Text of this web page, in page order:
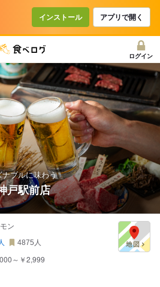
インストール アプリで開く
ログイン
ブルに味わう
戸駅前店
ン
4875 人
～￥2,999
で使えるクーポン
を利用せず予約する